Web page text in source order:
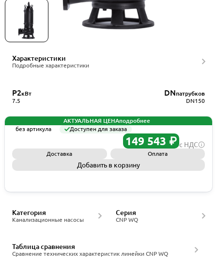
Характеристики
Подробные характеристики
P2кВт
7.5
DNпатрубков
DN150
АКТУАЛЬНАЯ ЦЕНАподробнее
без артикула
Доступен для заказа
149 543 ₽ с НДС
Доставка Оплата
Добавить в корзину
Канализационные насосы
Категория
CNP WQ
Серия
Сравнение технических характеристик линейки CNP WQ
Таблица сравнения